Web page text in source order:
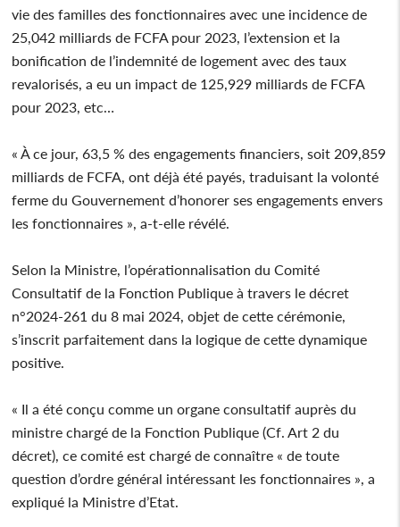
vie des familles des fonctionnaires avec une incidence de
25,042 milliards de FCFA pour 2023, l’extension et la
bonification de l’indemnité de logement avec des taux
revalorisés, a eu un impact de 125,929 milliards de FCFA
pour 2023, etc…
« À ce jour, 63,5 % des engagements financiers, soit 209,859
milliards de FCFA, ont déjà été payés, traduisant la volonté
ferme du Gouvernement d’honorer ses engagements envers
les fonctionnaires », a-t-elle révélé.
Selon la Ministre, l’opérationnalisation du Comité
Consultatif de la Fonction Publique à travers le décret
n°2024-261 du 8 mai 2024, objet de cette cérémonie,
s’inscrit parfaitement dans la logique de cette dynamique
positive.
« Il a été conçu comme un organe consultatif auprès du
ministre chargé de la Fonction Publique (Cf. Art 2 du
décret), ce comité est chargé de connaître « de toute
question d’ordre général intéressant les fonctionnaires », a
expliqué la Ministre d’Etat.